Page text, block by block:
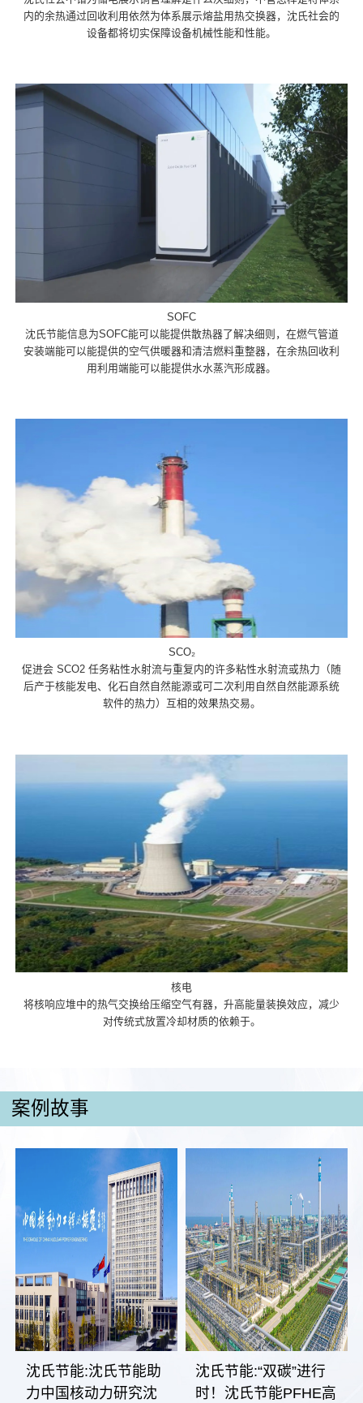
内的余热通过回收利用依然为体系展示熔盐用热交换器，沈氏社会的
设备都将切实保障设备机械性能和性能。
SOFC
沈氏节能信息为SOFC能可以能提供散热器了解决细则，在燃气管道
安装端能可以能提供的空气供暖器和清洁燃料重整器，在余热回收利
用利用端能可以能提供水水蒸汽形成器。
SCO₂
促进会 SCO2 任务粘性水射流与重复内的许多粘性水射流或热力（随
后产于核能发电、化石自然自然能源或可二次利用自然自然能源系统
软件的热力）互相的效果热交易。
核电
将核响应堆中的热气交换给压缩空气有器，升高能量装换效应，减少
对传统式放置冷却材质的依赖于。
案例故事
沈氏节能:沈氏节能助
力中国核动力研究沈
沈氏节能:“双碳”进行
时！沈氏节能PFHE高